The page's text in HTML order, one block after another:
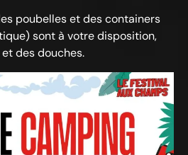
poubelles et des containers
sont à votre disposition,
des douches.